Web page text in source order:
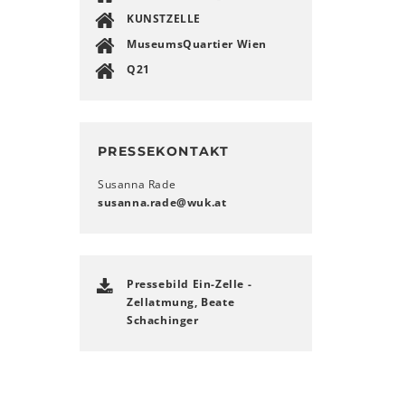
KUNSTZELLE
MuseumsQuartier Wien
Q21
PRESSEKONTAKT
Susanna Rade
susanna.rade@wuk.at
Pressebild Ein-Zelle -
Zellatmung, Beate
Schachinger